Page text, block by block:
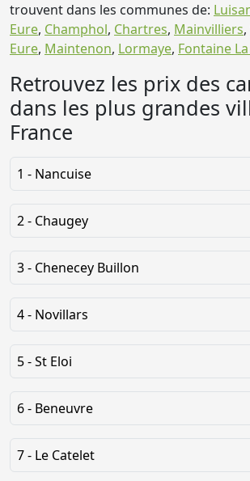
trouvent dans les communes de:
Eure, Champhol, Chartres, Mainvilliers,
Eure, Maintenon, Lormaye, Fontaine
Retrouvez les prix des
dans les plus grandes
France
1 - Nancuise
2 - Chaugey
3 - Chenecey Buillon
4 - Novillars
5 - St Eloi
6 - Beneuvre
7 - Le Catelet